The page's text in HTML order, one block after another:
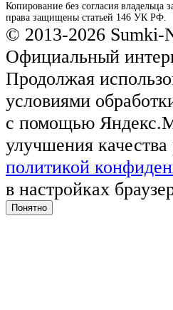
Копирование без согласия владельца
права защищены статьей 146 УК РФ.
© 2013-2026 Sumki-
Официальный
Продолжая
условиями
с помощью
улучшения качества
политикой
в настройках
Понятно